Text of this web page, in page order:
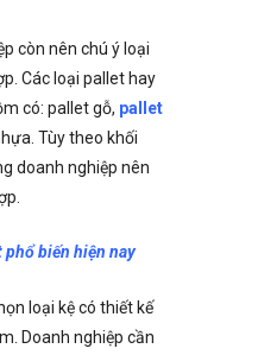
còn nên chú ý loại
Các loại pallet hay
có: pallet gỗ, pallet
Tùy theo khối
doanh nghiệp nên
phổ biến hiện nay
loại kệ có thiết kế
Doanh nghiệp cần